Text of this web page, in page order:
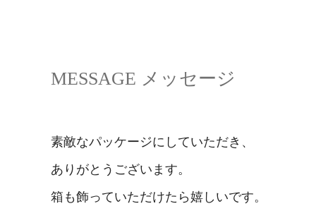
MESSAGE メッセージ
素敵なパッケージにしていただき、
ありがとうございます。
箱も飾っていただけたら嬉しいです。